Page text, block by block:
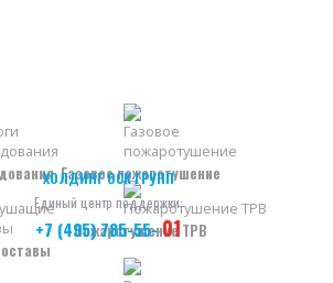
ХОЛДИНГ ОСК ГРУПП
Единый центр поддержки:
+7 (495) 785-55- 01
Газовое пожаротушение
Пожаротушение ТРВ